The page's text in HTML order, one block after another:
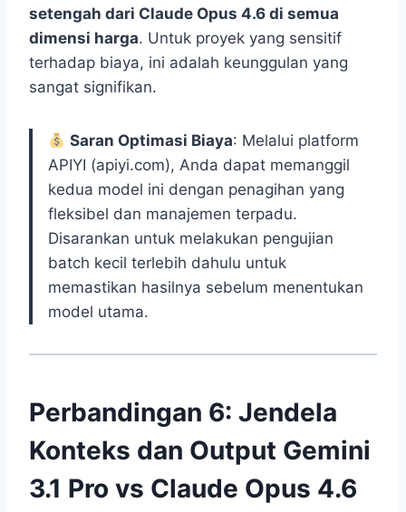
setengah dari Claude Opus 4.6 di semua
dimensi harga. Untuk proyek yang sensitif
terhadap biaya, ini adalah keunggulan yang
sangat signifikan.
Saran Optimasi Biaya: Melalui platform
APIYI (apiyi.com), Anda dapat memanggil
kedua model ini dengan penagihan yang
fleksibel dan manajemen terpadu.
Disarankan untuk melakukan pengujian
batch kecil terlebih dahulu untuk
memastikan hasilnya sebelum menentukan
model utama.
Perbandingan 6: Jendela
Konteks dan Output Gemini
3.1 Pro vs Claude Opus 4.6